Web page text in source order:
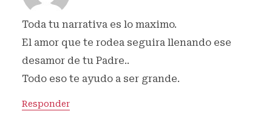
Toda tu narrativa es lo maximo.
El amor que te rodea seguira llenando ese
desamor de tu Padre..
Todo eso te ayudo a ser grande.
Responder